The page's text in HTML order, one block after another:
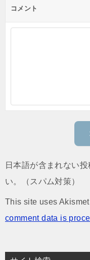
コメント
日本語が含まれない
い。（スパム対策）
This site uses
comment data is